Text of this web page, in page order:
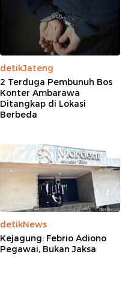
detikJateng
2 Terduga Pembunuh Bos
Konter Ambarawa
Ditangkap di Lokasi
Berbeda
detikNews
Kejagung: Febrio Adiono
Pegawai, Bukan Jaksa